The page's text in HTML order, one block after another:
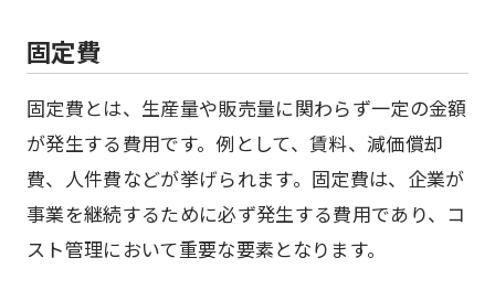
固定費
固定費とは、生産量や販売量に関わらず一定の金額
が発生する費用です。例として、賃料、減価償却
費、人件費などが挙げられます。固定費は、企業が
事業を継続するために必ず発生する費用であり、コ
スト管理において重要な要素となります。